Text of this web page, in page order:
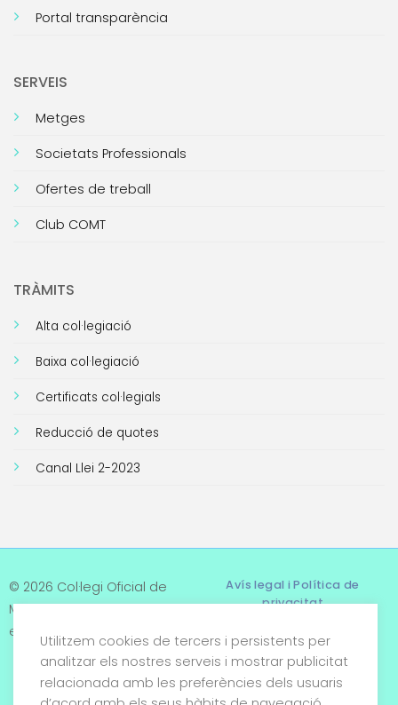
Portal transparència
SERVEIS
Metges
Societats Professionals
Ofertes de treball
Club COMT
TRÀMITS
Alta col·legiació
Baixa col·legiació
Certificats col·legials
Reducció de quotes
Canal Llei 2-2023
© 2026 Col·legi Oficial de
Metges de Tarragona. Tots
els drets reservats
Avís legal i Política de
privacitat
Termes i condicions
Política de cookies
Utilitzem cookies de tercers i persistents per
analitzar els nostres serveis i mostrar publicitat
relacionada amb les preferències dels usuaris